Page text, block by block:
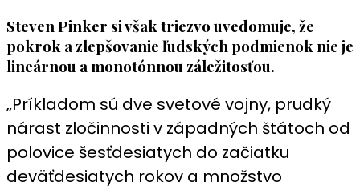
Steven Pinker si však triezvo uvedomuje, že
pokrok a zlepšovanie ľudských podmienok nie je
lineárnou a monotónnou záležitosťou.
„Príkladom sú dve svetové vojny, prudký
nárast zločinnosti v západných štátoch od
polovice šesťdesiatych do začiatku
deväťdesiatych rokov a množstvo